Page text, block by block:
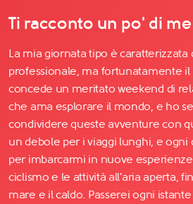
Ti racconto un po' di me
La mia giornata tipo è caratterizzata
professionale, ma fortunatamente
concede un meritato weekend di
che ama esplorare il mondo, e ho
condividere queste avventure con
un debole per i viaggi lunghi, e
per imbarcarmi in nuove
ciclismo e le attività all'aria aperta,
mare e il caldo. Passerei ogni